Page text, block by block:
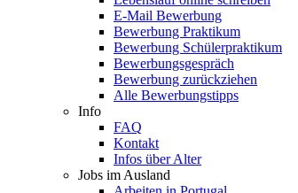
E-Mail Bewerbung
Bewerbung Praktikum
Bewerbung Schülerpraktikum
Bewerbungsgespräch
Bewerbung zurückziehen
Alle Bewerbungstipps
Info
FAQ
Kontakt
Infos über Alter
Jobs im Ausland